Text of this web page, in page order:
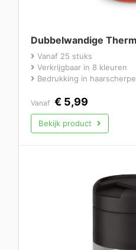
Dubbelwandige
Vanaf 25 stuks
Verkrijgbaar in 8 kleuren
Bedrukking in
Vanaf € 5,99
Bekijk product